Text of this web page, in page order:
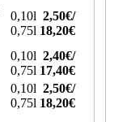
0,10l
0,75l
2,50€/
18,20€
0,10l
0,75l
2,40€/
17,40€
0,10l
0,75l
2,50€/
18,20€